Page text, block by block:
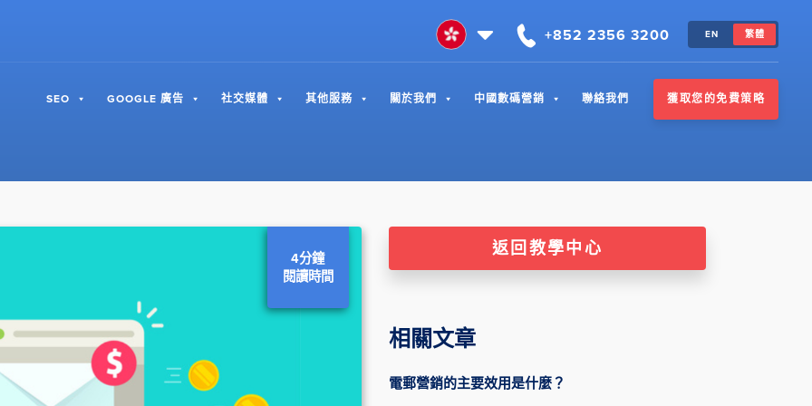
+852 2356 3200 EN 繁體
SEO GOOGLE 廣告 社交媒體 其他服務 關於我們 中國數碼營銷 聯絡我們 獲取您的免費策略
4分鐘
閱讀時間
返回教學中心
相關文章
電郵營銷的主要效用是什麼？